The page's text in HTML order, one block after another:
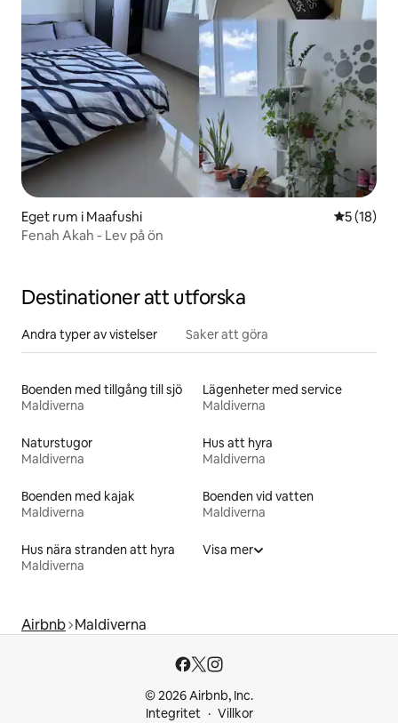
Eget rum i Maafushi 5 av 5 i
5 (18)
Fenah Akah - Lev på ön
Destinationer att utforska
Andra typer av vistelser Saker att göra
Boenden med tillgång till sjö
Maldiverna
Lägenheter med service
Maldiverna
Naturstugor
Maldiverna
Hus att hyra
Maldiverna
Boenden med kajak
Maldiverna
Boenden vid vatten
Maldiverna
Hus nära stranden att hyra
Maldiverna
Visa mer
Airbnb Maldiverna
© 2026 Airbnb, Inc.
Integritet
Villkor